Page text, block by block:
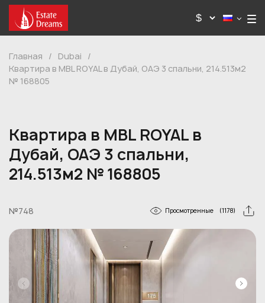
Главная / Dubai
/
Квартира в MBL ROYAL в Дубай, ОАЭ 3 спальни, 214.513м2
№ 168805
Квартира в MBL ROYAL в
Дубай, ОАЭ 3 спальни,
214.513м2 № 168805
№748 Просмотренные (1178)